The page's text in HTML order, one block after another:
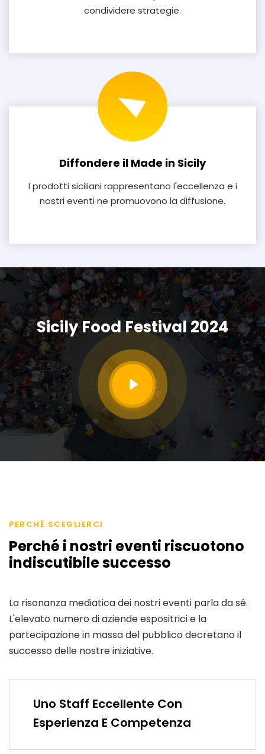
condividere strategie.
Diffondere il Made in Sicily
I prodotti siciliani rappresentano l'eccellenza e i
nostri eventi ne promuovono la diffusione.
Sicily Food Festival 2024
PERCHÉ SCEGLIERCI
Perché i nostri eventi riscuotono
indiscutibile successo
La risonanza mediatica dei nostri eventi parla da sé.
L'elevato numero di aziende espositrici e la
partecipazione in massa del pubblico decretano il
successo delle nostre iniziative.
Uno Staff Eccellente Con
Esperienza E Competenza